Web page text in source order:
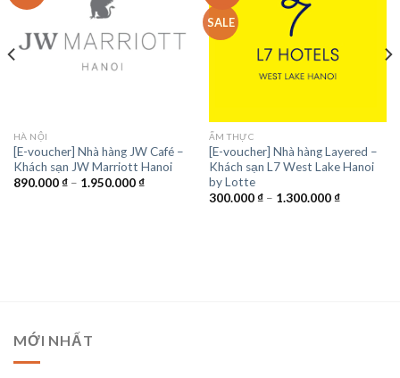
Add to wishlist
HÀ NỘI
[E-voucher] Nhà hàng JW Café –
Khách sạn JW Marriott Hanoi
890.000₫ – 1.950.000₫Khoảng
SALE
Add to wishlist
ẨM THỰC
[E-voucher] Nhà hàng Layered –
Khách sạn L7 West Lake Hanoi
by Lotte
300.000₫ – 1.300.000₫Khoảng
MỚI NHẤT